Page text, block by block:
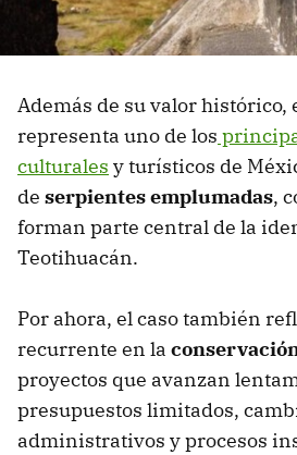
Además de su valor histórico,
representa uno de los
culturales y turísticos de
de serpientes emplumadas,
forman parte central de la
Teotihuacán.
Por ahora, el caso también
recurrente en la
proyectos que avanzan
presupuestos limitados,
administrativos y procesos